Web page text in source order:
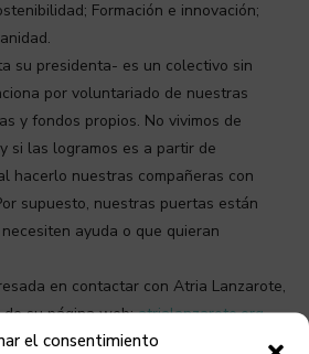
el consentimiento
Formación e innovación;
su presidenta- es un colectivo sin
por voluntariado de nuestras
y fondos propios. No vivimos de
si las logramos es a partir de
hacerlo nuestras compañeras con
supuesto, nuestras puertas están
ayuda o que quieran
en contactar con Atria Lanzarote,
su página web:atrialanzarote.org